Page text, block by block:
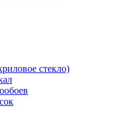
стекло)